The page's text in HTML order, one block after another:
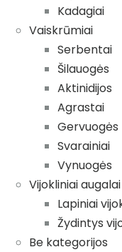
Kadagiai
Vaiskrūmiai
Serbentai
Šilauogės
Aktinidijos
Agrastai
Gervuogės
Svarainiai
Vynuogės
Vijokliniai augalai
Lapiniai
Žydintys
Be kategorijos